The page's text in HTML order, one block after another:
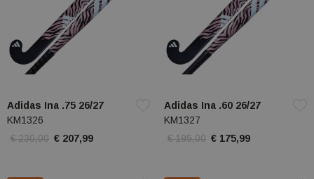
Adidas Ina .75 26/27
KM1326
€ 230,00 € 207,99
Adidas Ina .60 26/27
KM1327
€ 195,00 € 175,99